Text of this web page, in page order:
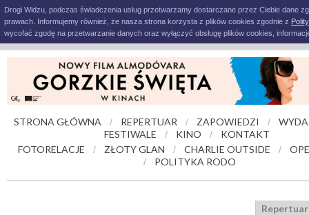
Drogi Widzu, podczas świadczenia usług przetwarzamy dostarczane przez Ciebie dane
prawach. Informujemy również, że nasza strona korzysta z plików cookies zgodnie z
wycofać zgodę na przetwarzanie danych oraz wyłączyć obsługę plików cookies,
STRONA GŁÓWNA / REPERTUAR / ZAPOWIEDZI /
FESTIWALE
/ KINO /
KONTAKT
FOTORELACJE
/ ZŁOTY GLAN / CHARLIE OUTSIDE /
/ POLITYKA RODO
Repertuar